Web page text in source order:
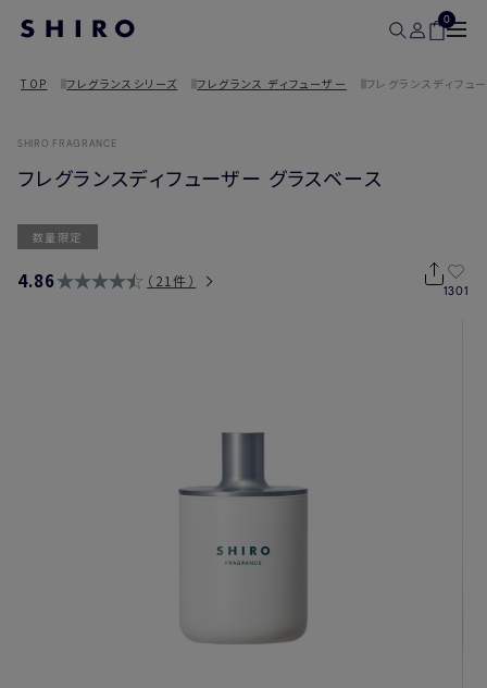
0
TOP フレグランスシリーズ フレグランス ディフューザー フレグランスディフュ
SHIRO FRAGRANCE
フレグランスディフューザー グラスベース
数量限定
4.86 21件
1301